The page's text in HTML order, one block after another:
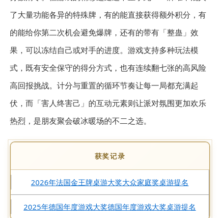
了大量功能各异的特殊牌，有的能直接获得额外积分，有
的能给你第二次机会避免爆牌，还有的带有「整蛊」效
果，可以冻结自己或对手的进度。游戏支持多种玩法模
式，既有安全保守的得分方式，也有连续翻七张的高风险
高回报挑战。计分与重置的循环节奏让每一局都充满起
伏，而「害人终害己」的互动元素则让派对氛围更加欢乐
热烈，是朋友聚会破冰暖场的不二之选。
获奖记录
2026年法国金王牌桌游大奖大众家庭奖桌游提名
2025年德国年度游戏大奖德国年度游戏大奖桌游提名